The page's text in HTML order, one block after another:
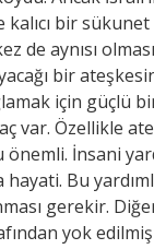
kalıcı bir
de aynısı
bir
için güçlü
var. Özellikle
İnsani
hayati. Bu
gerekir.
yok